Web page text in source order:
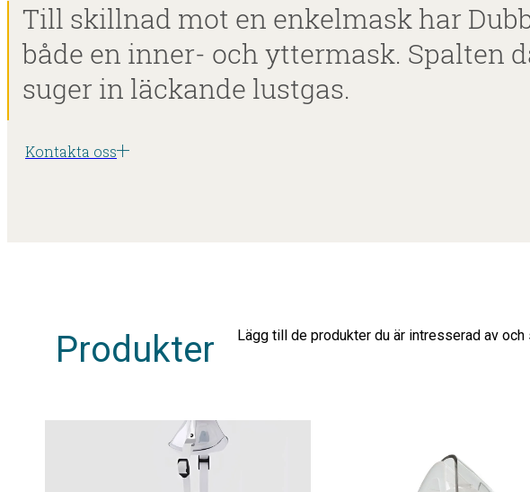
Till skillnad mot en enkelmask har
både en inner- och yttermask. Spalten
suger in läckande lustgas.
Kontakta oss
Produkter Lägg till de produkter du är intresserad av